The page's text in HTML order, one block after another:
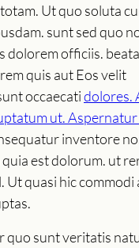
Ut quo soluta
sunt sed quo
dolorem officiis.
quis aut Eos velit
occaecatidolores.
ut. Aspernatur
inventore
est dolorum. ut
Ut quasi hic commodi
quo sunt veritatis